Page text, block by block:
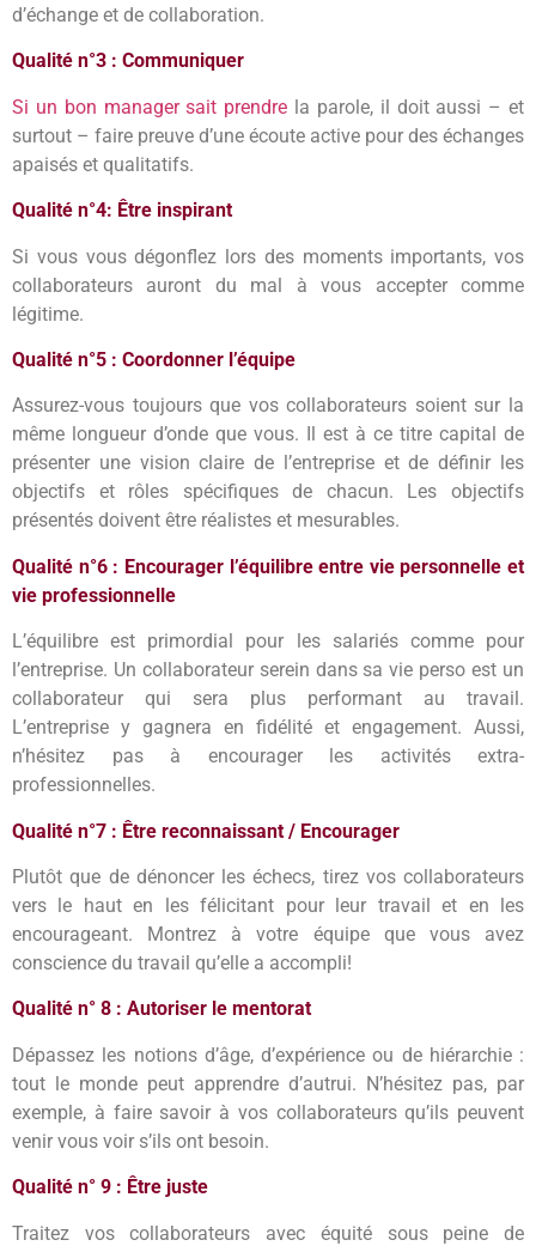
d’échange et de collaboration.
Qualité n°3 : Communiquer
Si un bon manager sait prendre la parole, il doit aussi – et
surtout – faire preuve d’une écoute active pour des échanges
apaisés et qualitatifs.
Qualité n°4: Être inspirant
Si vous vous dégonflez lors des moments importants, vos
collaborateurs auront du mal à vous accepter comme
légitime.
Qualité n°5 : Coordonner l’équipe
Assurez-vous toujours que vos collaborateurs soient sur la
même longueur d’onde que vous. Il est à ce titre capital de
présenter une vision claire de l’entreprise et de définir les
objectifs et rôles spécifiques de chacun. Les objectifs
présentés doivent être réalistes et mesurables.
Qualité n°6 : Encourager l’équilibre entre vie personnelle et
vie professionnelle
L’équilibre est primordial pour les salariés comme pour
l’entreprise. Un collaborateur serein dans sa vie perso est un
collaborateur qui sera plus performant au travail.
L’entreprise y gagnera en fidélité et engagement. Aussi,
n’hésitez pas à encourager les activités extra-
professionnelles.
Qualité n°7 : Être reconnaissant / Encourager
Plutôt que de dénoncer les échecs, tirez vos collaborateurs
vers le haut en les félicitant pour leur travail et en les
encourageant. Montrez à votre équipe que vous avez
conscience du travail qu’elle a accompli!
Qualité n° 8 : Autoriser le mentorat
Dépassez les notions d’âge, d’expérience ou de hiérarchie :
tout le monde peut apprendre d’autrui. N’hésitez pas, par
exemple, à faire savoir à vos collaborateurs qu’ils peuvent
venir vous voir s’ils ont besoin.
Qualité n° 9 : Être juste
Traitez vos collaborateurs avec équité sous peine de